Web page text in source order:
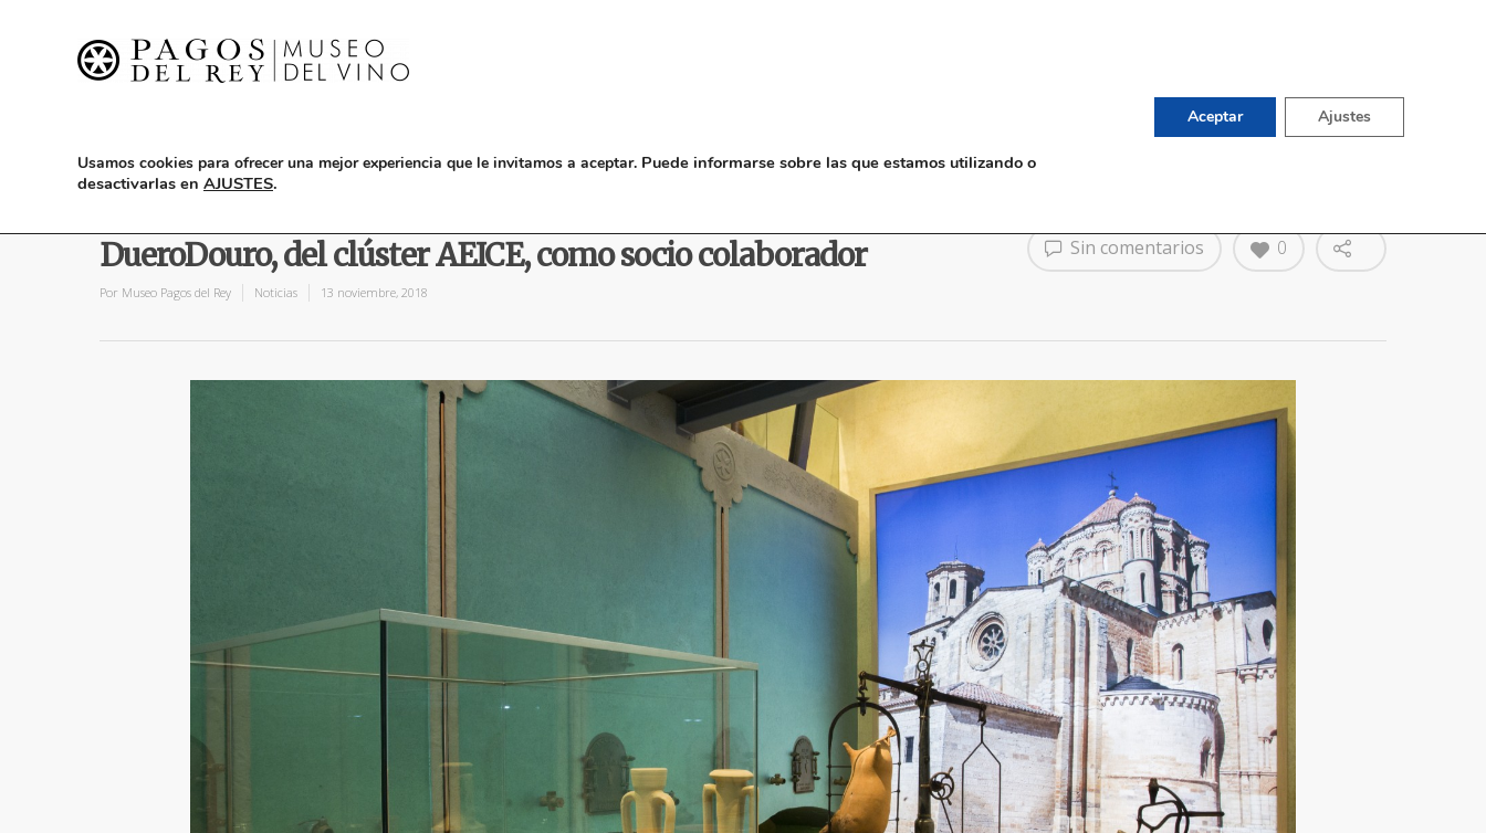
TIENDA DE VINOS
DueroDouro, del clúster AEICE, como socio colaborador
Por Museo Pagos del Rey Noticias 13 noviembre, 2018
Sin comentarios 0
Usamos cookies para ofrecer una mejor experiencia que le invitamos a aceptar. Puede informarse sobre las que estamos utilizando o
desactivarlas en AJUSTES.
Aceptar Ajustes